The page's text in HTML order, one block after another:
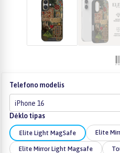
Telefono modelis
iPhone 16
Dėklo tipas
Elite Light MagSafe Elite
Elite Mirror Light Magsafe